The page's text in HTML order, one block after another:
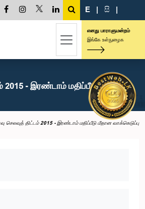
E | සි |
எனது பாராளுமன்றம்
இங்கே உள்நுழைக
2015 - இரண்டாம் மதிப்பீடு மீதான
செலவுத் திட்டம் 2015 - இரண்டாம் மதிப்பீடு மீதான வாக்கெடுப்பு